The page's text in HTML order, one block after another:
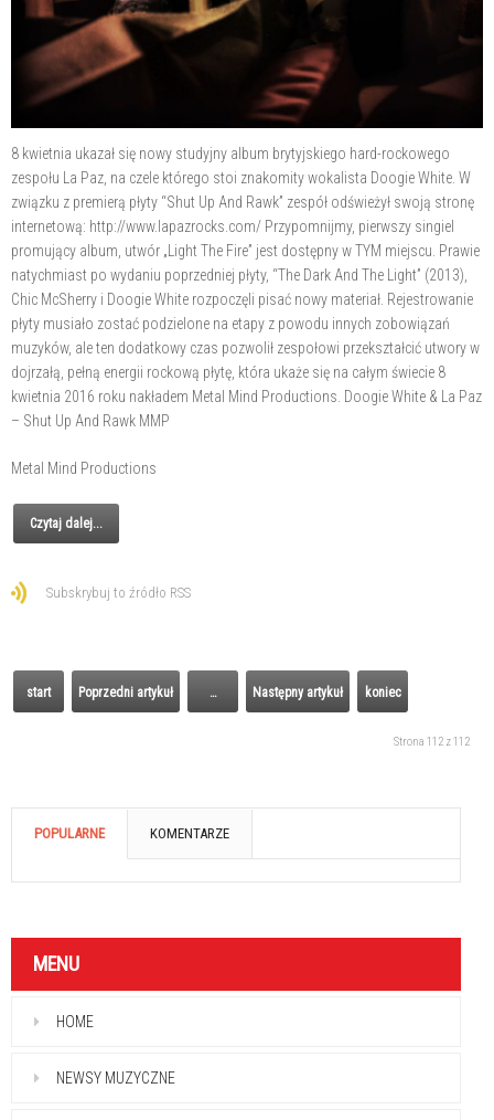
8 kwietnia ukazał się nowy studyjny album brytyjskiego hard-rockowego
zespołu La Paz, na czele którego stoi znakomity wokalista Doogie White. W
związku z premierą płyty “Shut Up And Rawk” zespół odświeżył swoją stronę
internetową: http://www.lapazrocks.com/ Przypomnijmy, pierwszy singiel
promujący album, utwór „Light The Fire” jest dostępny w TYM miejscu. Prawie
natychmiast po wydaniu poprzedniej płyty, “The Dark And The Light” (2013),
Chic McSherry i Doogie White rozpoczęli pisać nowy materiał. Rejestrowanie
płyty musiało zostać podzielone na etapy z powodu innych zobowiązań
muzyków, ale ten dodatkowy czas pozwolił zespołowi przekształcić utwory w
dojrzałą, pełną energii rockową płytę, która ukaże się na całym świecie 8
kwietnia 2016 roku nakładem Metal Mind Productions. Doogie White & La Paz
– Shut Up And Rawk MMP
Metal Mind Productions
Czytaj dalej...
Subskrybuj to źródło RSS
start Poprzedni artykuł … Następny artykuł koniec
Strona 112 z 112
POPULARNE KOMENTARZE
MENU
HOME
NEWSY MUZYCZNE